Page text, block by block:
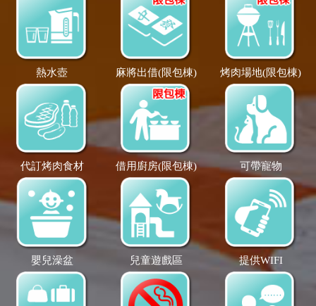
熱水壺 麻將出借(限包棟) 烤肉場地(限包棟)
代訂烤肉食材 借用廚房(限包棟) 可帶寵物
嬰兒澡盆 兒童遊戲區 提供WIFI